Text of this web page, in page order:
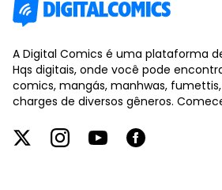
A Digital Comics é uma plataforma
Hqs digitais, onde você pode
comics, mangás, manhwas,
charges de diversos gêneros.